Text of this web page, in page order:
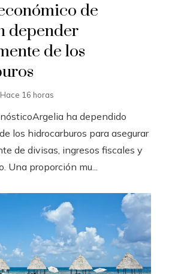
de
depender
de los
Hace 16 horas
ha dependido
los hidrocarburos para asegurar
de divisas, ingresos fiscales y
Una proporción mu...